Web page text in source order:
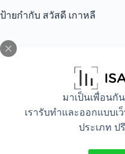
มาเป็นเพื่อนกั
เรารับทำและออกแบบเ
ประเภท ป
ป้ายกำกับ สวัสดี เกาหลี
Lifestyle
ภาษาเกาหลีเบื้องต้น